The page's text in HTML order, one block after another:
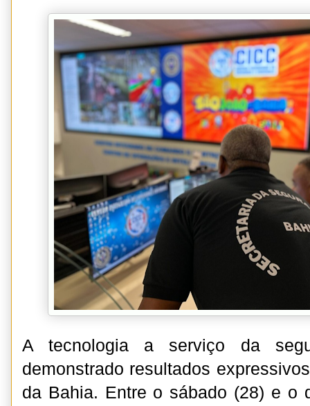
A tecnologia a serviço da
demonstrado resultados
da Bahia. Entre o sábado (28) e o